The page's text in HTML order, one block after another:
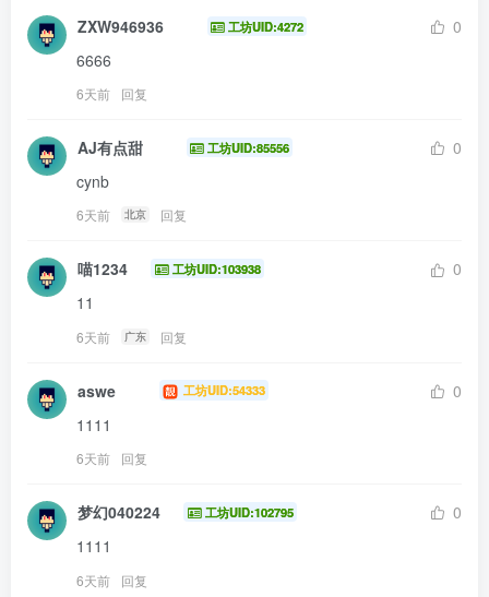
ZXW946936 工坊UID:4272
0
6666
6天前 回复
AJ有点甜 工坊UID:85556
0
cynb
6天前 北京 回复
喵1234 工坊UID:103938
0
11
6天前 广东 回复
aswe 工坊UID:54333
0
1111
6天前 回复
梦幻040224 工坊UID:102795
0
1111
6天前 回复